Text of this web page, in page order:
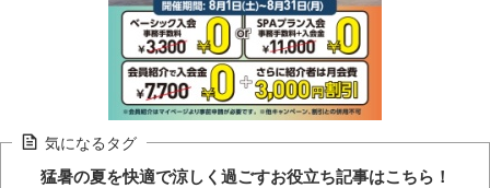
気になるタグ
猛暑の夏を快適で涼しく過ごすお役立ち記事はこちら！